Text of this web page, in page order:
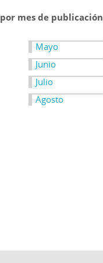
mes de publicación
Mayo
Junio
Julio
Agosto